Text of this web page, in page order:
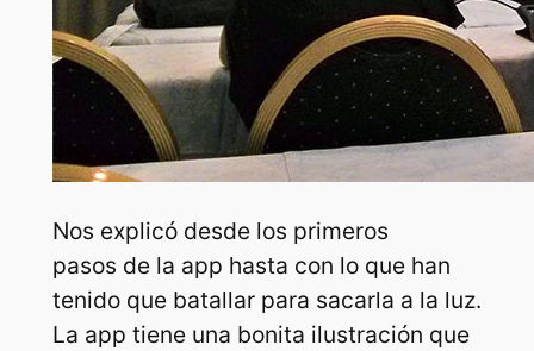
Nos explicó desde los primeros
pasos de la app hasta con lo que han
tenido que batallar para sacarla a la luz.
La app tiene una bonita ilustración que